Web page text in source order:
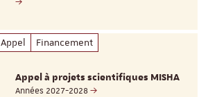
Appel Financement
Appel à projets scientifiques MISHA
Années 2027-2028